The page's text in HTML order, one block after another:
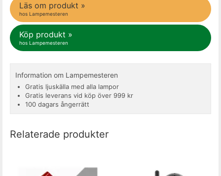
Läs om produkt »
hos Lampemesteren
Köp produkt »
hos Lampemesteren
Information om Lampemesteren
Gratis ljuskälla med alla lampor
Gratis leverans vid köp över 999 kr
100 dagars ångerrätt
Relaterade produkter